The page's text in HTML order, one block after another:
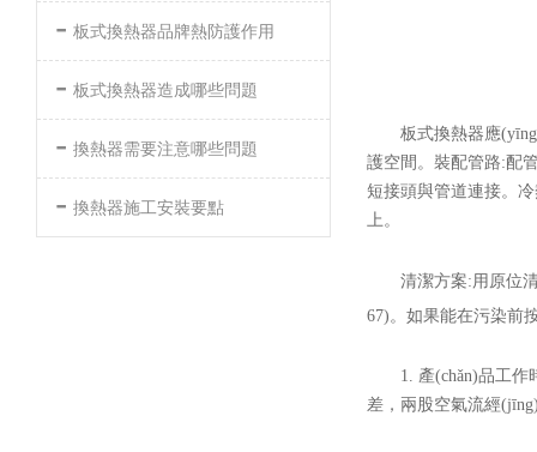
- 板式換熱器品牌熱防護作用
- 板式換熱器造成哪些問題
- 換熱器需要注意哪些問題
- 換熱器施工安裝要點
板式換熱器應(yīng)
護空間。裝配管路:配管
短接頭與管道連接。冷
上。
清潔方案:用原位
67)。如果能在污染
1. 產(chǎn)品工作
差，兩股空氣流經